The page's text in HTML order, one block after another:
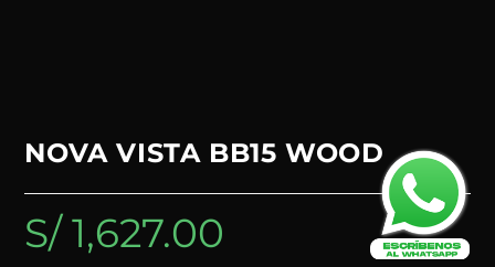
NOVA VISTA BB15 WOOD
S/1,627.00